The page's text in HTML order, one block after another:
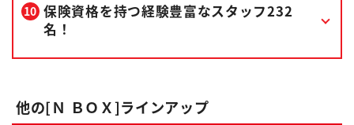
保険資格を持つ経験豊富なスタッフ232
名！
他の[Ｎ ＢＯＸ]ラインアップ